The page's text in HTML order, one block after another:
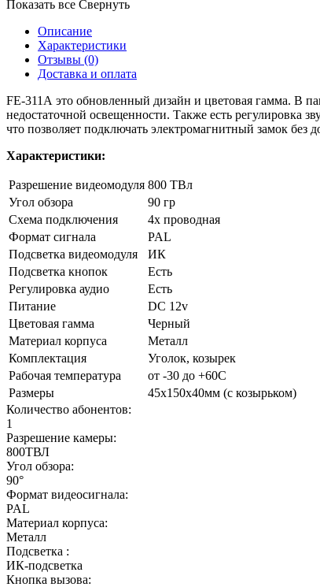
Показать все Свернуть
Описание
Характеристики
Отзывы (0)
Доставка и оплата
FE-311А это обновленный дизайн и цветовая гамма. В
недостаточной освещенности. Также есть регулировка
что позволяет подключать электромагнитный замок без
Характеристики:
Разрешение видеомодуля 800 ТВл
Угол обзора
90 гр
Схема подключения
4х проводная
Формат сигнала
PAL
Подсветка видеомодуля
ИК
Подсветка кнопок
Есть
Регулировка аудио
Есть
Питание
DC 12v
Цветовая гамма
Черный
Материал корпуса
Металл
Комплектация
Уголок, козырек
Рабочая температура
от -30 до +60С
Размеры
45х150х40мм (с козырьком)
Количество абонентов:
1
Разрешение камеры:
800ТВЛ
Угол обзора:
90°
Формат видеосигнала:
PAL
Материал корпуса:
Металл
Подсветка :
ИК-подсветка
Кнопка вызова: